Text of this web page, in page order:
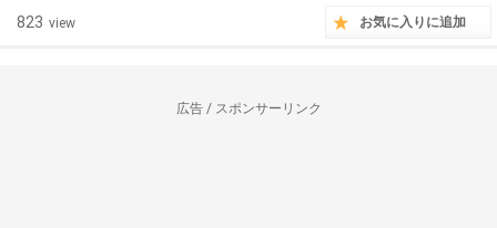
823 view お気に入りに追加
広告 / スポンサーリンク